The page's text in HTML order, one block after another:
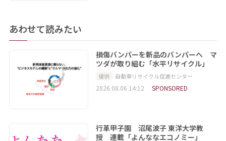
あわせて読みたい
損傷バンパーを新品のバンパーへ マ
ツダが取り組む「水平リサイクル」
提供 自動車リサイクル促進センター
2026.08.06 14:12 SPONSORED
行革甲子園 沼尾波子 東洋大学教
授 連載「よんななエコノミー」